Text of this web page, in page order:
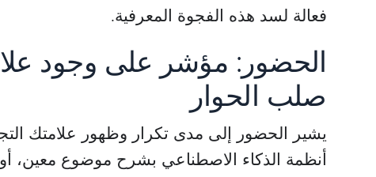
فعالة لسد هذه الفجوة المعرفية.
الحضور: مؤشر على وجود
صلب الحوار
يشير الحضور إلى مدى تكرار وظهور علامتك
أنظمة الذكاء الاصطناعي بشرح موضوع معين،